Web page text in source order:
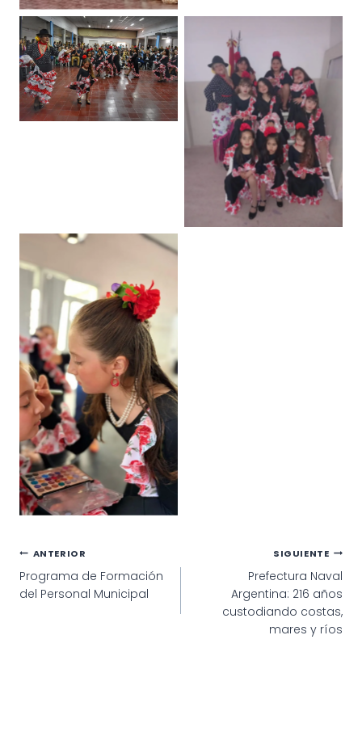
Navegación
de
ANTERIOR
Programa de Formación
del Personal Municipal
SIGUIENTE
Prefectura Naval
Argentina: 216 años
custodiando costas,
mares y ríos